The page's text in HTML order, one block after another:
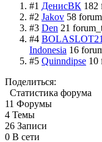
#1 ДенисВК 182
#2 Jakov 58
#3 Den 21
#4
Indonesia 16
#5 Quinndipse 10
Поделиться:
Статистика форума
11 Форумы
4 Темы
26 Записи
0 В сети